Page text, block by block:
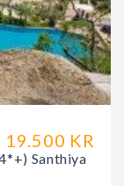
19.500 KR
Santhiya